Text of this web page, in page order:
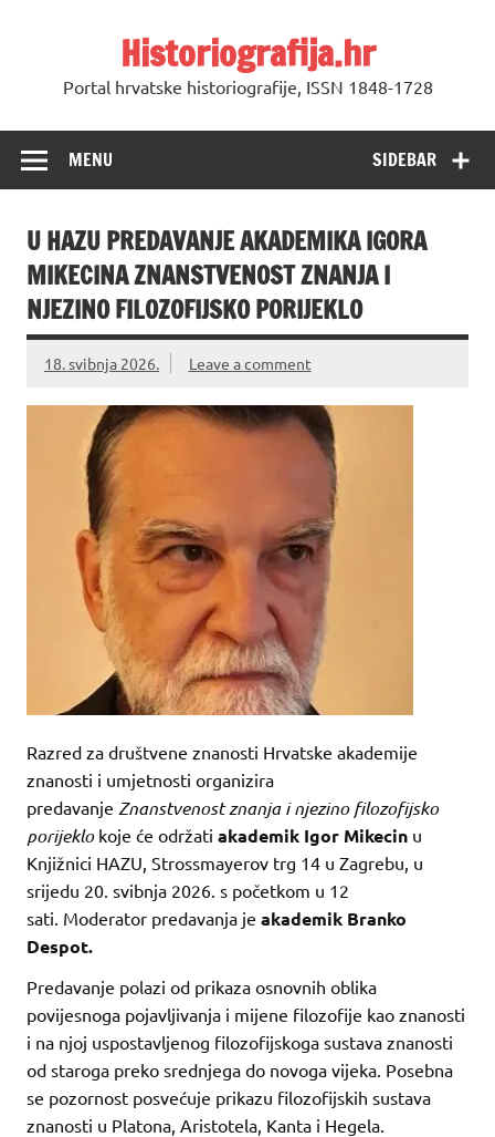
Historiografija.hr
Portal hrvatske historiografije, ISSN 1848-1728
SIDEBAR
MENU
U HAZU PREDAVANJE AKADEMIKA IGORA
MIKECINA ZNANSTVENOST ZNANJA I
NJEZINO FILOZOFIJSKO PORIJEKLO
18. svibnja 2026. Leave a comment
Razred za društvene znanosti Hrvatske akademije
znanosti i umjetnosti organizira
predavanje Znanstvenost znanja injezino filozofijsko
porijeklo koje će održati akademik Igor Mikecin u
Knjižnici HAZU, Strossmayerov trg 14 u Zagrebu, u
srijedu 20. svibnja 2026. s početkom u 12
sati. Moderator predavanja je akademik Branko
Despot.
Predavanje polazi od prikaza osnovnih oblika
povijesnoga pojavljivanja i mijene filozofije kao znanosti
i na njoj uspostavljenog filozofijskoga sustava znanosti
od staroga preko srednjega do novoga vijeka. Posebna
se pozornost posvećuje prikazu filozofijskih sustava
znanosti u Platona, Aristotela, Kanta i Hegela.